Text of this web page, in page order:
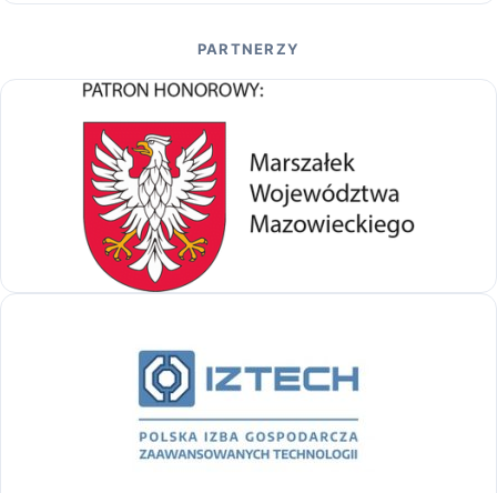
PARTNERZY